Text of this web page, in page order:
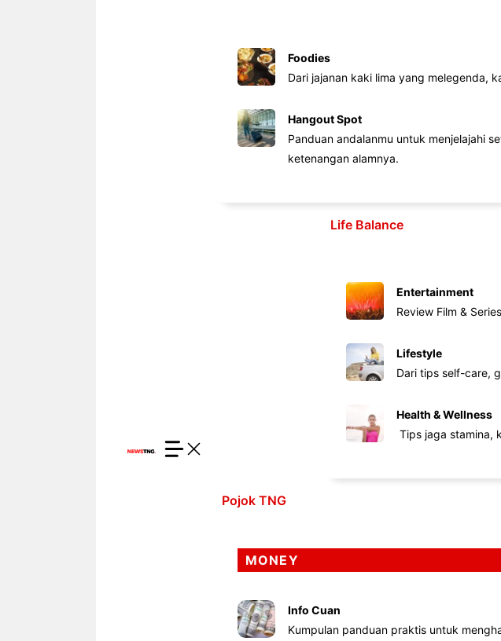
Foodies
Dari jajanan kaki lima yang melegenda,
Hangout Spot
Panduan andalanmu untuk menjelajahi
ketenangan alamnya.
Life Balance
Entertainment
Review Film &
Lifestyle
Dari tips self-care,
Health & Wellness
Tips jaga stamina,
Pojok TNG
MONEY
Info Cuan
Kumpulan panduan praktis untuk